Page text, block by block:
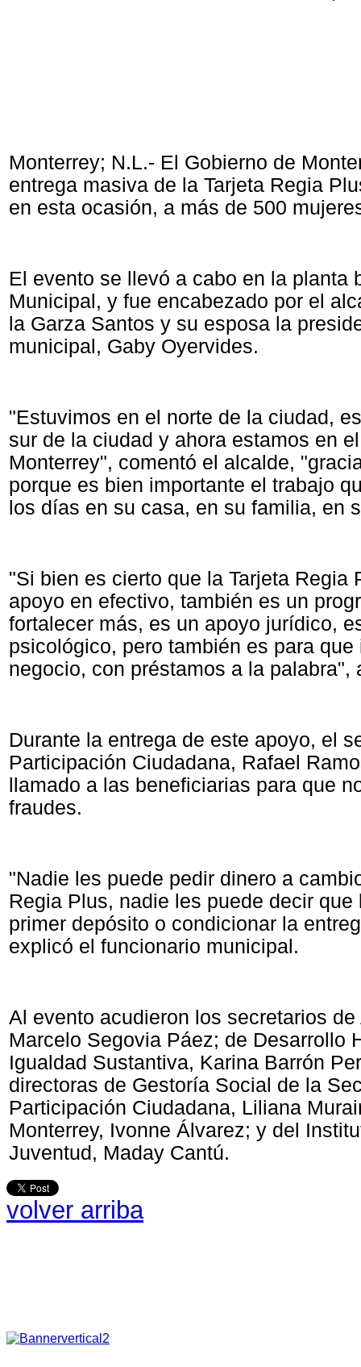
Monterrey; N.L.- El Gobierno de
entrega masiva de la Tarjeta Regia
en esta ocasión, a más de 500
El evento se llevó a cabo en la planta
Municipal, y fue encabezado por el
la Garza Santos y su esposa la
municipal, Gaby Oyervides.
"Estuvimos en el norte de la ciudad,
sur de la ciudad y ahora estamos en
Monterrey", comentó el alcalde,
porque es bien importante el trabajo
los días en su casa, en su familia, en
"Si bien es cierto que la Tarjeta Regia
apoyo en efectivo, también es un
fortalecer más, es un apoyo jurídico,
psicológico, pero también es para que
negocio, con préstamos a la palabra",
Durante la entrega de este apoyo, el
Participación Ciudadana, Rafael
llamado a las beneficiarias para que
fraudes.
"Nadie les puede pedir dinero a
Regia Plus, nadie les puede decir que
primer depósito o condicionar la
explicó el funcionario municipal.
Al evento acudieron los secretarios
Marcelo Segovia Páez; de Desarrollo
Igualdad Sustantiva, Karina Barrón
directoras de Gestoría Social de la
Participación Ciudadana, Liliana
Monterrey, Ivonne Álvarez; y del
Juventud, Maday Cantú.
volver arriba